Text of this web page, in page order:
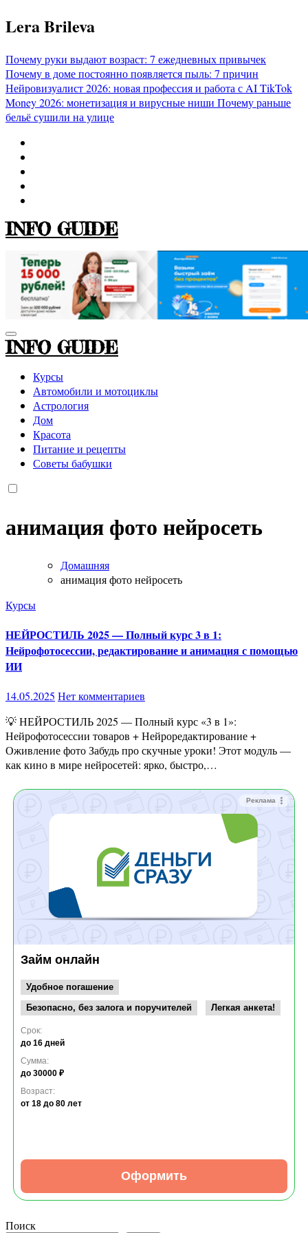
Перейти
к
Lera Brileva
Почему руки выдают возраст: 7 ежедневных привычек
Почему в доме постоянно появляется пыль: 7 причин
Нейровизуалист 2026: новая профессия и работа с AITikTok
Money 2026: монетизация и вирусные ниши Почему раньше
бельё сушили на улице
INFO GUIDE
INFO GUIDE
Курсы
Автомобили и мотоциклы
Астрология
Дом
Красота
Питание и рецепты
Советы бабушки
анимация фото нейросеть
Домашняя
анимация фото нейросеть
Курсы
НЕЙРОСТИЛЬ 2025 — Полный курс 3 в 1:
Нейрофотосессии, редактирование и анимация с помощью
ИИ
14.05.2025 Нет комментариев
💡 НЕЙРОСТИЛЬ 2025 — Полный курс «3 в 1»:
Нейрофотосессии товаров + Нейроредактирование +
Оживление фото Забудь про скучные уроки! Этот модуль —
как кино в мире нейросетей: ярко, быстро,…
Реклама
Займ онлайн
Удобное погашение
Безопасно, без залога и поручителей
Легкая анкета!
Срок:
до 16 дней
Сумма:
до 30000 ₽
Возраст:
от 18 до 80 лет
Оформить
Поиск